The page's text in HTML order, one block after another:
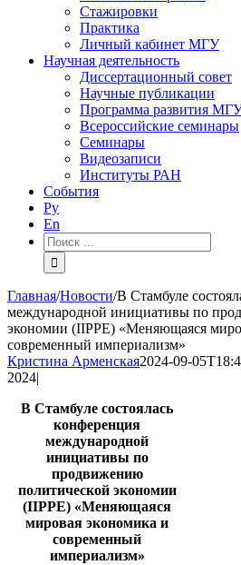
Стажировки
Практика
Личный кабинет МГУ
Научная деятельность
Диссертационный совет
Научные публикации
Программа развития
Всероссийские семинары
Семинары
Видеозаписи
Институты РАН
События
Ру
En
Результат
поиска:
Главная/Новости/В Стамбуле
международной инициативы по
экономии (IIPPE) «Меняющаяся
современный империализм»
Кристина Арменская2024-09-
2024|
В Стамбуле состоялась
конференция
международной
инициативы по
продвижению
политической экономии
(IIPPE) «Меняющаяся
мировая экономика и
современный
империализм»